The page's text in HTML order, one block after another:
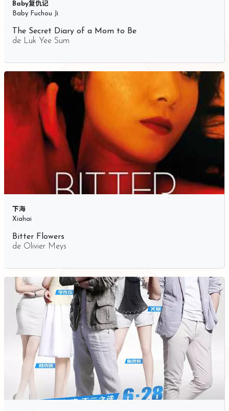
Baby复仇记
Baby Fuchou Ji
The Secret Diary of a Mom to Be
de Luk Yee Sum
下海
Xiahai
Bitter Flowers
de Olivier Meys